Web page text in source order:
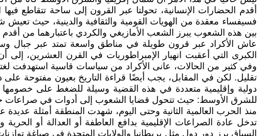
أقدم الحضارات الإنسانية، تحولتا عبر القرون إلى ساحة تتقاطع
فسيفساء معقدة من الهويات القومية والثقافية والدينية، حيث
بين هذه الشعوب يبرز الشعب الأمازيغي والكردي باعتبارهما من
عاش الأكراد عبر قرون طويلة في مناطق واسعة تمتد عبر جبال
الكبرى التي أعقبت انهيار الإمبراطوريات في القرن العشرين، إلى
وفي كثير من الحالات، عانى الأكراد من سياسات قاسية استهدفت
تقليل. لكن في المقابل، يجب أيضًا قراءة التاريخ بعيون مفتوحة
دولية وإقليمية متعددة في هذه القضية وسيلة للضغط على خصومها
للشرق الأوسط: حيث تتحول قضايا الشعوب إلى أدوات في صراعات
منذ الحرب العالمية الثانية وحتى اليوم، شهدت المنطقة أمثلة
تدخل عادة الصراعات الإقليمية بدافع العاطفة أو العدالة أو
السياق برز دور دول مثل بريطانيا والولايات المتحدة في صياغة